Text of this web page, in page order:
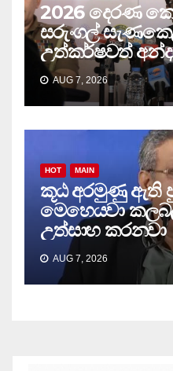
2026 දෙරණ
සරුංගල්
උත්කර්ෂවත්
AUG 7, 2026
HOT MAIN
කූඨ අරමුණු ඇති
මෙහෙයවා
උත්සාහ කරනවා
AUG 7, 2026